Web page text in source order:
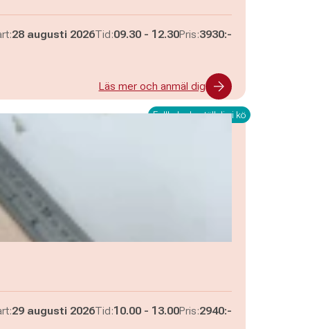
28 augusti 2026Tid:Pågår mellan
09.30 - och
12.30Pris:3930:-
Läs mer och anmäl dig
Fullbokad - ställ dig i kö
29 augusti 2026Tid:Pågår mellan
10.00 - och
13.00Pris:2940:-